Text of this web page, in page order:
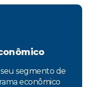
segmento de
econômico